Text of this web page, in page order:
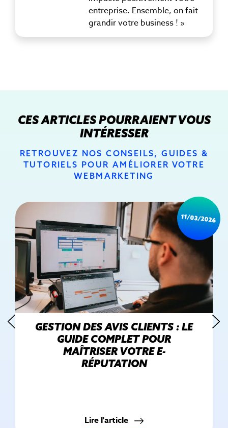
entreprise. Ensemble, on fait
grandir votre business ! »
CES ARTICLES POURRAIENT VOUS
INTÉRESSER
RETROUVEZ NOS CONSEILS, GUIDES &
TUTORIELS POUR AMÉLIORER VOTRE
WEBMARKETING
11/03/2026
GESTION DES AVIS CLIENTS : LE
GUIDE COMPLET POUR
MAÎTRISER VOTRE E-
RÉPUTATION
Lire l'article